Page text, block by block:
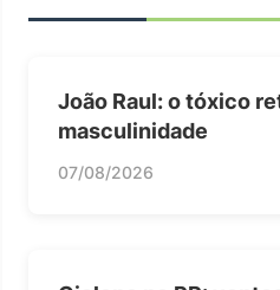
João Raul: o tóxico
masculinidade
07/08/2026